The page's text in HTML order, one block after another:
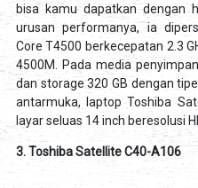
bisa kamu dapatkan dengan
urusan performanya, ia
Core T4500 berkecepatan 2.3
4500M. Pada media
dan storage 320 GB dengan
antarmuka, laptop Toshiba
layar seluas 14 inch beresolusi
3. Toshiba Satellite C40-A106